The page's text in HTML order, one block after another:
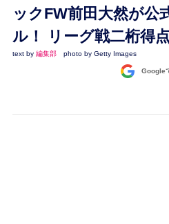
ブンデスリーガ
UEFA
ナショナルチーム
ックFW前田大然が公
ル！ リーグ戦二桁得
text by 編集部 photo by Getty Images
Google